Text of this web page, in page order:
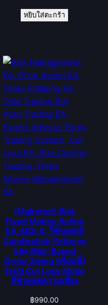
หยิบใส่ตะกร้า
(Mqlrobot) Risk
Fixed Money Action
EA_MQL4: ใช้กลยุทธ์
Candlestick Patterns
และ Risk-Based
Order Sizing พร้อมทั้ง
ระบบ Cut Loss Mode
ที่ช่วยลดความเสี่ยง
฿990.00